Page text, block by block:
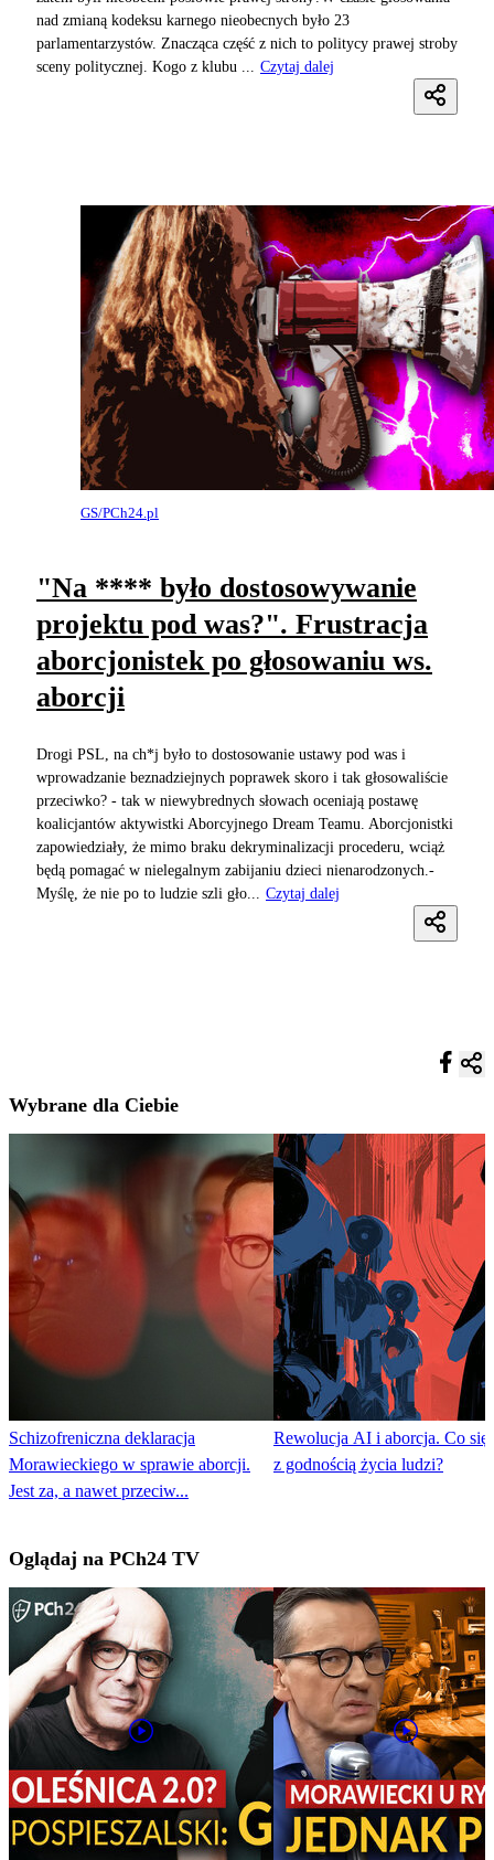
nad zmianą kodeksu karnego nieobecnych było 23
parlamentarzystów. Znacząca część z nich to politycy prawej stroby
sceny politycznej. Kogo z klubu ...
Czytaj dalej
GS/PCh24.pl
"Na **** było dostosowywanie
projektu pod was?". Frustracja
aborcjonistek po głosowaniu ws.
aborcji
Drogi PSL, na ch*j było to dostosowanie ustawy pod was i
wprowadzanie beznadziejnych poprawek skoro i tak głosowaliście
przeciwko? - tak w niewybrednych słowach oceniają postawę
koalicjantów aktywistki Aborcyjnego Dream Teamu. Aborcjonistki
zapowiedziały, że mimo braku dekryminalizacji procederu, wciąż
będą pomagać w nielegalnym zabijaniu dzieci nienarodzonych.-
Myślę, że nie po to ludzie szli gło... Czytaj dalej
Wybrane dla Ciebie
Schizofreniczna deklaracja
Morawieckiego w sprawie aborcji.
Jest za, a nawet przeciw...
Rewolucja AI i aborcja. Co się
z godnością życia ludzi?
Oglądaj na PCh24 TV